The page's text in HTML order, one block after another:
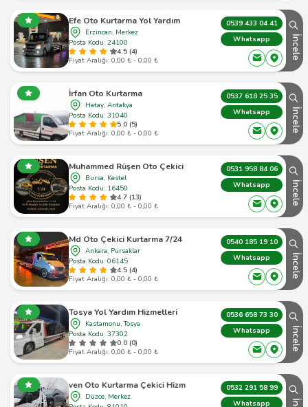
Efe Oto Kurtarma Yol Yardım
Erzincan, Merkez
Posta Kodu: 24100
4.5 (4)
Fiyat Aralığı: 0,00 ₺ - 0,00 ₺
0539 433 04 41
Whatsapp
İncele
İrfan Oto Kurtarma
Hatay, Antakya
Posta Kodu: 31040
5.0 (5)
Fiyat Aralığı: 0,00 ₺ - 0,00 ₺
0537 618 25 35
Whatsapp
İncele
Muhammed Rüşen Oto Çekici
Bursa, Kestel
Posta Kodu: 16450
4.7 (13)
Fiyat Aralığı: 0,00 ₺ - 0,00 ₺
0531 958 84 06
Whatsapp
İncele
Md Oto Çekici Kurtarma 7/24
Ankara, Pursaklar
Posta Kodu: 06145
4.5 (4)
Fiyat Aralığı: 0,00 ₺ - 0,00 ₺
0540 185 19 10
Whatsapp
İncele
Tosya Yol Yardım Hizmetleri
Kastamonu, Tosya
Posta Kodu: 37302
0.0 (0)
Fiyat Aralığı: 0,00 ₺ - 0,00 ₺
0536 658 73 30
Whatsapp
İncele
Güven Oto Kurtarma Çekici Hizmetleri
Düzce, Merkez
0532 291 58 99
Whatsapp